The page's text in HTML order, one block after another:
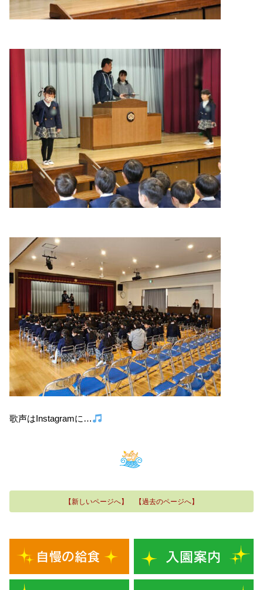
歌声はInstagramに…
【新しいページへ】 【過去のページへ】